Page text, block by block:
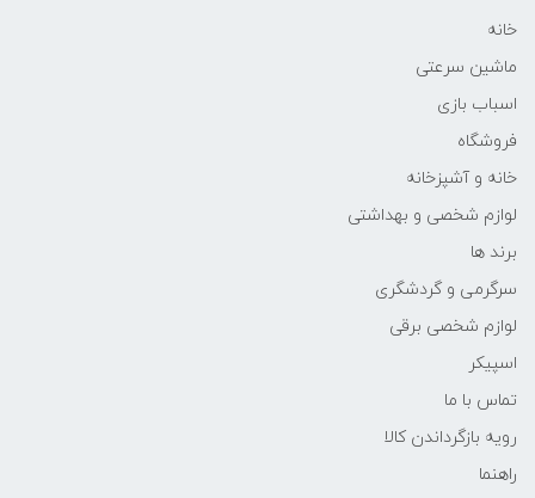
خانه
ماشین سرعتی
اسباب بازی
فروشگاه
خانه و آشپزخانه
لوازم شخصی و بهداشتی
برند ها
سرگرمی و گردشگری
لوازم شخصی برقی
اسپیکر
تماس با ما
رویه بازگرداندن کالا
راهنما